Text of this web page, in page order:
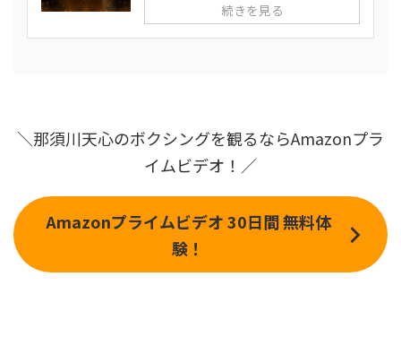
続きを見る
＼那須川天心のボクシングを観るならAmazonプラ
イムビデオ！／
Amazonプライムビデオ 30日間 無料体
験！